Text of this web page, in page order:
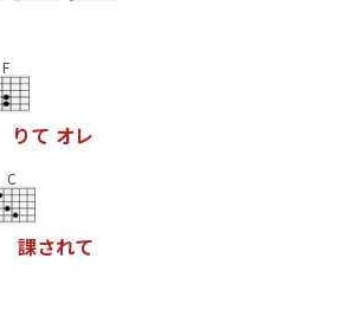
F
りて オレ
C
課されて